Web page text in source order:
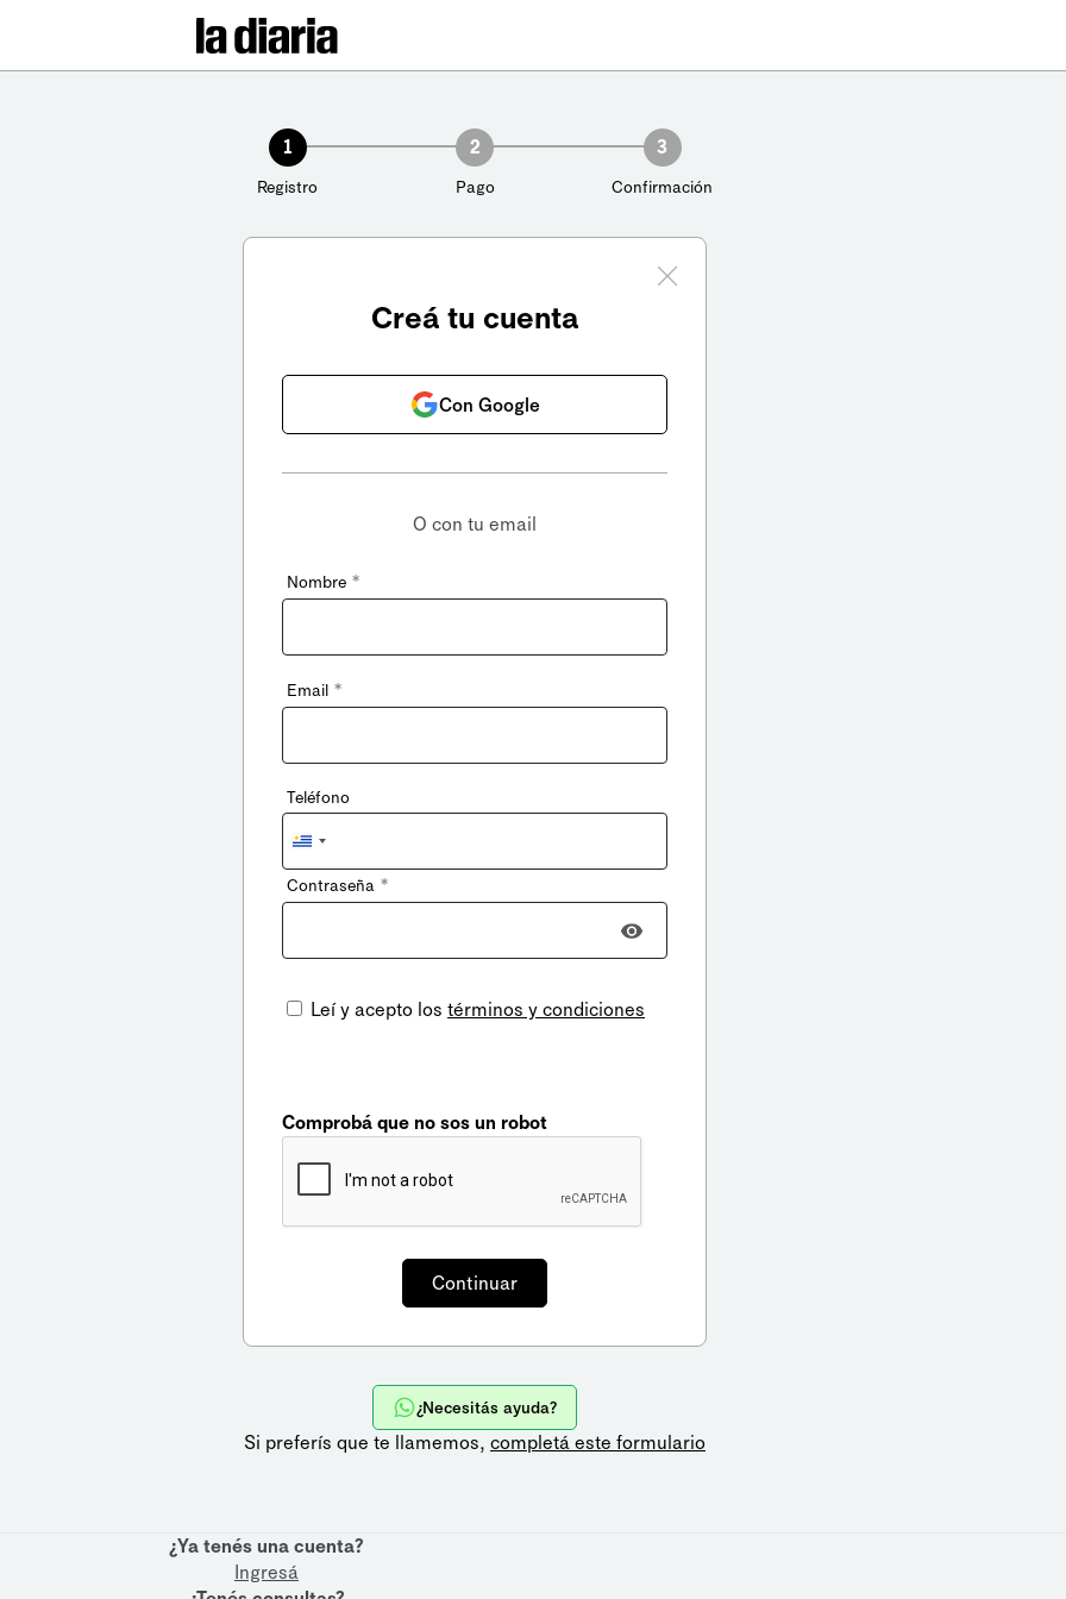
1
Registro
2
Pago
3
Confirmación
Creá tu cuenta
Con Google
O con tu email
Nombre *
Email *
Teléfono
Uruguay
+598
Contraseña *
Leí y acepto los términos y condiciones
Comprobá que no sos un robot
¿Necesitás ayuda?
Si preferís que te llamemos, completá este formulario
¿Ya tenés una cuenta?
Ingresá